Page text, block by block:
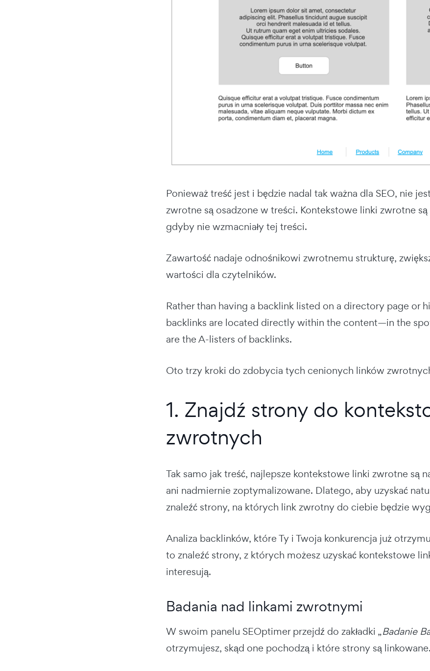
Ponieważ treść jest i będzie nadal tak ważna dla SEO, nie
zwrotne są osadzone w treści. Kontekstowe linki zwrotne
gdyby nie wzmacniały tej treści.
Zawartość nadaje odnośnikowi zwrotnemu strukturę,
wartości dla czytelników.
Rather than having a backlink listed on a directory page or
backlinks are located directly within the content—in the
are the A-listers of backlinks.
Oto trzy kroki do zdobycia tych cenionych linków
1. Znajdź strony do
zwrotnych
Tak samo jak treść, najlepsze kontekstowe linki zwrotne
ani nadmiernie zoptymalizowane. Dlatego, aby uzyskać
znaleźć strony, na których link zwrotny do ciebie będzie
Analiza backlinków, które Ty i Twoja konkurencja już
to znaleźć strony, z których możesz uzyskać kontekstowe
interesują.
Badania nad linkami zwrotnymi
W swoim panelu SEOptimer przejdź do zakładki „Badanie
otrzymujesz, skąd one pochodzą i które strony są linkowane.